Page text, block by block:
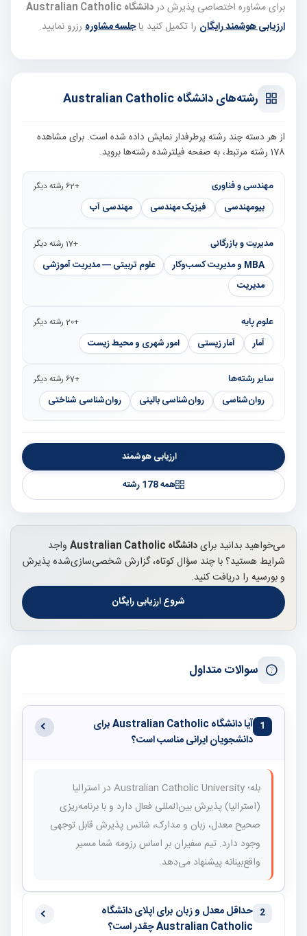
برای مشاوره اختصاصی پذیرش دردانشگاه Australian Catholic
ارزیابی هوشمند رایگان را تکمیل کنید یاجلسه مشاوره رزرو نمایید.
رشته‌های دانشگاه Australian Catholic
از هر دسته چند رشته پرطرفدار نمایش داده شده است. برای مشاهده
178 رشته مرتبط، به صفحه فیلترشده رشته‌ها بروید.
مهندسی و فناوری +62 رشته دیگر
بیومهندسی فیزیک مهندسی مهندسی آب
مدیریت و بازرگانی +17 رشته دیگر
MBA و مدیریت کسب‌وکار
علوم تربیتی — مدیریت آموزشی
مدیریت
علوم پایه +20 رشته دیگر
آمار آمار زیستی امور شهری و محیط زیست
سایر رشته‌ها +67 رشته دیگر
روان‌شناسی روان‌شناسی بالینی روان‌شناسی شناختی
ارزیابی هوشمند
همه 178 رشته
می‌خواهید بدانید برایدانشگاه Australian Catholic
واجد
شرایط هستید؟ با چند سؤال کوتاه، گزارش شخصی‌سازی‌شده پذیرش
و بورسیه را دریافت کنید.
شروع ارزیابی رایگان
سوالات متداول
1
آیا دانشگاه Australian Catholic برای
دانشجویان ایرانی مناسب است؟
بله؛ Australian Catholic University در استرالیا
(استرالیا) پذیرش بین‌المللی فعال دارد و با برنامه‌ریزی
صحیح معدل، زبان و مدارک، شانس پذیرش قابل توجهی
وجود دارد. تیم سفیران بر اساس رزومه شما مسیر
واقع‌بینانه پیشنهاد می‌دهد.
2 حداقل معدل و زبان برای اپلای دانشگاه
Australian Catholic چقدر است؟